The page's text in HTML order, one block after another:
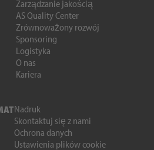
Zarządzanie jakością
AS Quality Center
Zrównoważony rozwój
Sponsoring
Logistyka
O nas
Kariera
Nadruk
Skontaktuj się z nami
Ochrona danych
Ustawienia plików cookie